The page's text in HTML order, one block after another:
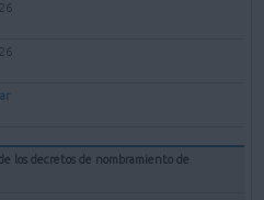
los decretos de nombramiento de